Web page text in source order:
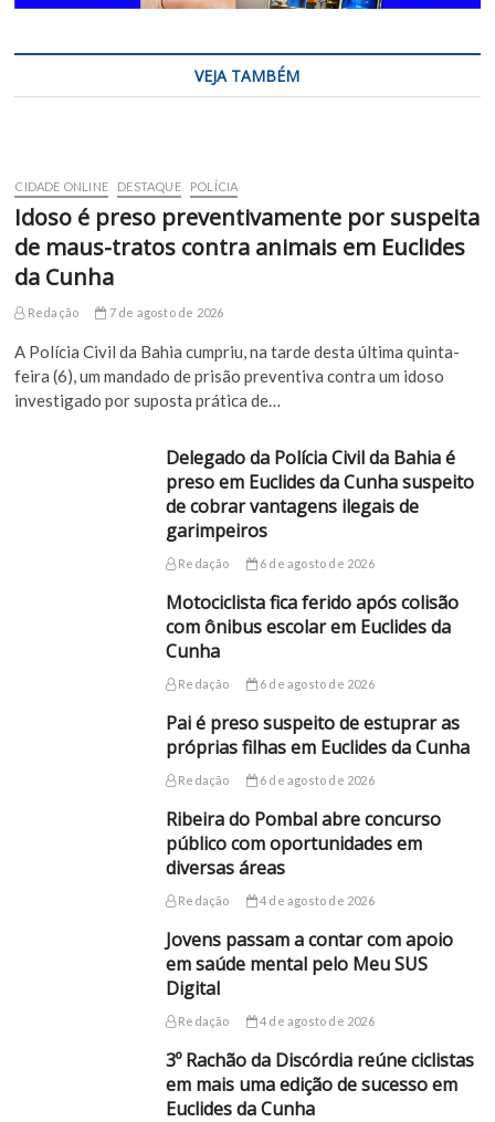
VEJA TAMBÉM
CIDADE ONLINE DESTAQUE POLÍCIA
Idoso é preso preventivamente por suspeita
de maus-tratos contra animais em Euclides
da Cunha
Redação 7 de agosto de 2026
A Polícia Civil da Bahia cumpriu, na tarde desta última quinta-
feira (6), um mandado de prisão preventiva contra um idoso
investigado por suposta prática de…
Delegado da Polícia Civil da Bahia é
preso em Euclides da Cunha suspeito
de cobrar vantagens ilegais de
garimpeiros
Redação 6 de agosto de 2026
Motociclista fica ferido após colisão
com ônibus escolar em Euclides da
Cunha
Redação 6 de agosto de 2026
Pai é preso suspeito de estuprar as
próprias filhas em Euclides da Cunha
Redação 6 de agosto de 2026
Ribeira do Pombal abre concurso
público com oportunidades em
diversas áreas
Redação 4 de agosto de 2026
Jovens passam a contar com apoio
em saúde mental pelo Meu SUS
Digital
Redação 4 de agosto de 2026
3º Rachão da Discórdia reúne ciclistas
em mais uma edição de sucesso em
Euclides da Cunha